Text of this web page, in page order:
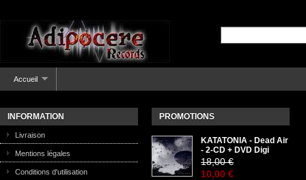
Accueil
INFORMATION
Livraison
Mentions légales
Conditions d'utilisation
PROMOTIONS
KATATONIA - Dead Air
- 2-CD + DVD Digi
18,00 €
10,00 €